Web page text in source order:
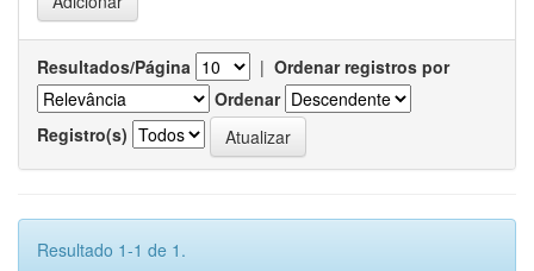
Resultados/Página | Ordenar registros por
Ordenar
Registro(s)
Resultado 1-1 de 1.